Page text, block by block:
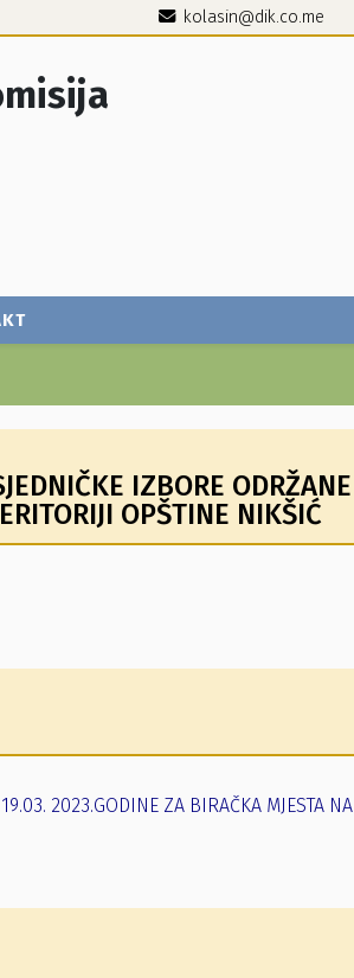
kolasin@dik.co.me
IZBORE ODRŽANE
OPŠTINE NIKŠIĆ
2023.GODINE ZA BIRAČKA MJESTA NA